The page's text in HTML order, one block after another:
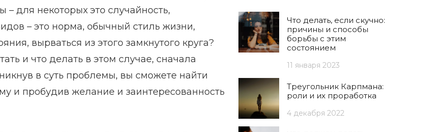
– для некоторых это случайность,
– это норма, обычный стиль жизни,
вырваться из этого замкнутого круга?
и что делать в этом случае, сначала
в суть проблемы, вы сможете найти
и пробудив желание и заинтересованность
Что делать, если скучно:
причины и способы
борьбы с этим
состоянием
11 января 2023
Треугольник Карпмана:
роли и их проработка
4 декабря 2022